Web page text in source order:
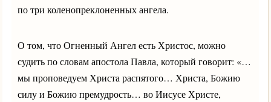
по три коленопреклоненных ангела.
О том, что Огненный Ангел есть Христос, можно
судить по словам апостола Павла, который говорит: «…
мы проповедуем Христа распятого… Христа, Божию
силу и Божию премудрость… во Иисусе Христе,